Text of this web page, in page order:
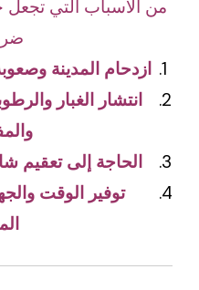
من الأسباب التي
ازدحام المدينة
انتشار الغبار
الحاجة إلى تعقيم
توفير الوقت